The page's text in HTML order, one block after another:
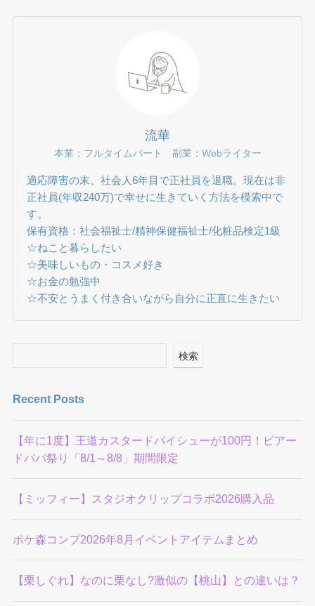
流華
本業：フルタイムパート 副業：Webライター
適応障害の末、社会人6年目で正社員を退職。現在は非
正社員(年収240万)で幸せに生きていく方法を模索中で
す。
保有資格：社会福祉士/精神保健福祉士/化粧品検定1級
☆ねこと暮らしたい
☆美味しいもの・コスメ好き
☆お金の勉強中
☆不安とうまく付き合いながら自分に正直に生きたい
検索
Recent Posts
【年に1度】王道カスタードパイシューが100円！ビアー
ドパパ祭り「8/1～8/8」期間限定
【ミッフィー】スタジオクリップコラボ2026購入品
ポケ森コンプ2026年8月イベントアイテムまとめ
【栗しぐれ】なのに栗なし?激似の【桃山】との違いは？